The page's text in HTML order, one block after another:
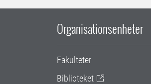
Organisationsenheter
Fakulteter
Biblioteket